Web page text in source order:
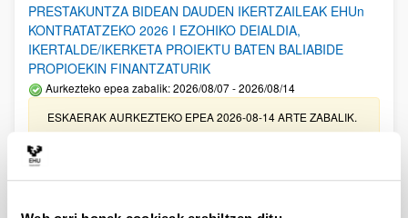
PRESTAKUNTZA BIDEAN DAUDEN IKERTZAILEAK EHUn
KONTRATATZEKO 2026 I EZOHIKO DEIALDIA,
IKERTALDE/IKERKETA PROIEKTU BATEN BALIABIDE
PROPIOEKIN FINANTZATURIK
Aurkezteko epea zabalik: 2026/08/07 - 2026/08/14
ESKAERAK AURKEZTEKO EPEA 2026-08-14 ARTE ZABALIK.
UPV/EHUn Azpiegitura Zientifikoa eta Funts Bibliografikoak
erosi eta berritzeko laguntzak 2026